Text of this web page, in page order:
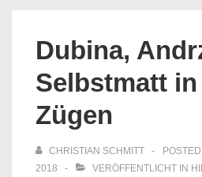
Dubina,
Selbstmatt in
Zügen
CHRISTIAN SCHMITT
2018
VERÖFFENTLICHT IN